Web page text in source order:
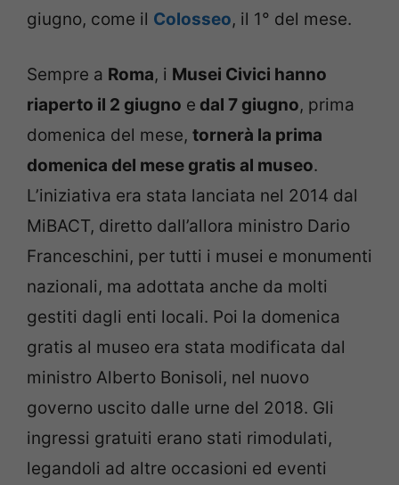
giugno, come il Colosseo, il 1° del mese.
Sempre a Roma, i Musei Civici hanno
riaperto il 2 giugno e dal 7 giugno, prima
domenica del mese, tornerà la prima
domenica del mese gratis al museo.
L’iniziativa era stata lanciata nel 2014 dal
MiBACT, diretto dall’allora ministro Dario
Franceschini, per tutti i musei e monumenti
nazionali, ma adottata anche da molti
gestiti dagli enti locali. Poi la domenica
gratis al museo era stata modificata dal
ministro Alberto Bonisoli, nel nuovo
governo uscito dalle urne del 2018. Gli
ingressi gratuiti erano stati rimodulati,
legandoli ad altre occasioni ed eventi